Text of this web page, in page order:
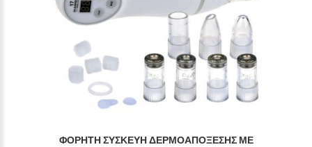
ΦΟΡΗΤΉ ΣΥΣΚΕΥΉ ΔΕΡΜΟΑΠΌΞΕΣΗΣ ΜΕ